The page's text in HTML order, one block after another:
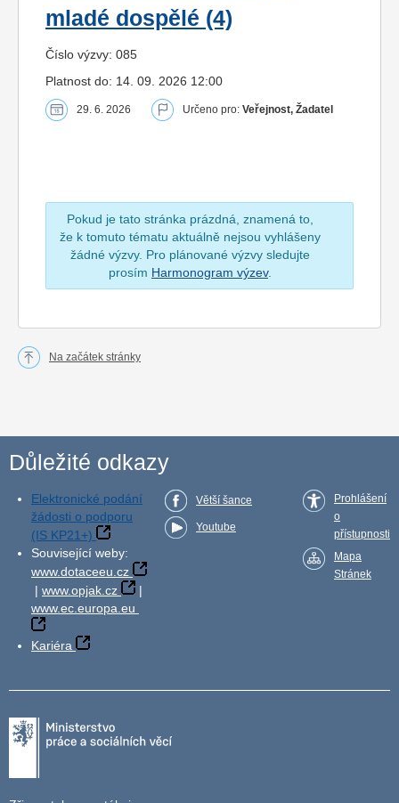
mladé dospělé (4)
Číslo výzvy: 085
Platnost do: 14. 09. 2026 12:00
29. 6. 2026 Určeno pro: Veřejnost, Žadatel
Pokud je tato stránka prázdná, znamená to,
že k tomuto tématu aktuálně nejsou vyhlášeny
žádné výzvy. Pro plánované výzvy sledujte
prosím Harmonogram výzev.
Na začátek stránky
Důležité odkazy
Elektronické podání
žádosti o podporu
(IS KP21+)
Související weby:
www.dotaceeu.cz
| www.opjak.cz
|
www.ec.europa.eu
Kariéra
Větší šance
Youtube
Prohlášení
o
přístupnosti
Mapa
Stránek